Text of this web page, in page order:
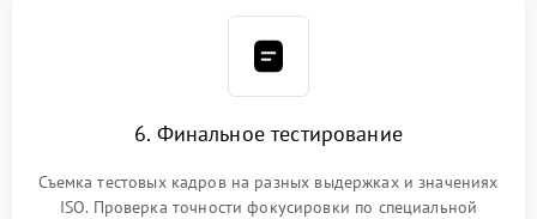
6. Финальное тестирование
Съемка тестовых кадров на разных выдержках и значениях
ISO. Проверка точности фокусировки по специальной